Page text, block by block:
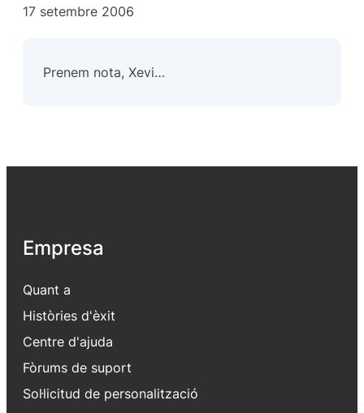
17 setembre 2006
Prenem nota, Xevi…
Empresa
Quant a
Històries d'èxit
Centre d'ajuda
Fòrums de suport
Sol·licitud de personalització